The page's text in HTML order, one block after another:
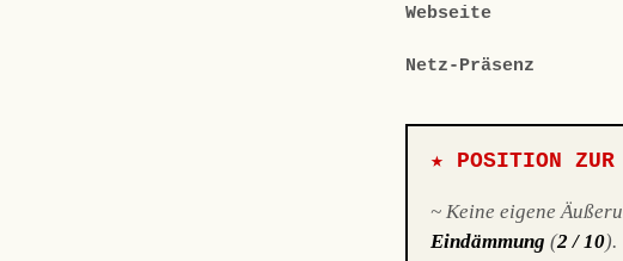
Webseite
Netz-Präsenz
★ POSITION ZUR
~ Keine eigene
Eindämmung (2 / 10).